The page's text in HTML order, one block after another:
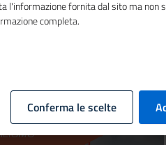
l'informazione fornita dal sito ma non
completa.
Conferma le scelte